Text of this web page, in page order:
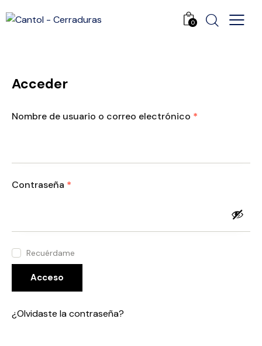
0
Acceder
Nombre de usuario o correo electrónico *
Contraseña *
Recuérdame
Acceso
¿Olvidaste la contraseña?